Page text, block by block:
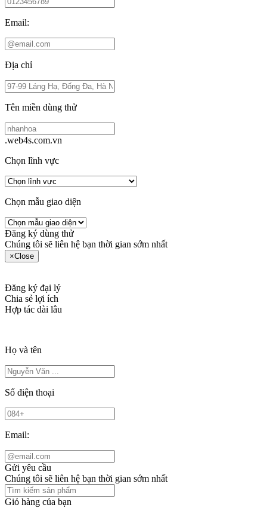
Email:
Địa chỉ
Tên miền dùng thử
.web4s.com.vn
Chọn lĩnh vực
Chọn mẫu giao diện
Đăng ký dùng thử
Chúng tôi sẽ liên hệ bạn thời gian sớm nhất
×Close
Đăng ký đại lý
Chia sẻ lợi ích
Hợp tác dài lâu
Họ và tên
Số điện thoại
Email:
Gửi yêu cầu
Chúng tôi sẽ liên hệ bạn thời gian sớm nhất
Giỏ hàng của bạn